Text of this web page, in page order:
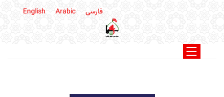
فارسی English Arabic